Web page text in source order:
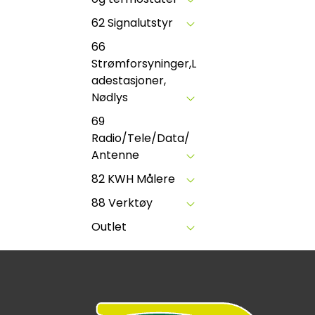
62 Signalutstyr
66
Strømforsyninger,L
adestasjoner,
Nødlys
69
Radio/Tele/Data/
Antenne
82 KWH Målere
88 Verktøy
Outlet